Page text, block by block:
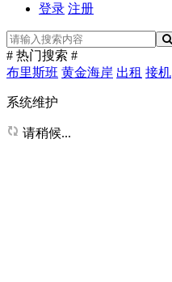
登录 注册
# 热门搜索 #
布里斯班 黄金海岸 出租 接机
系统维护
请稍候...